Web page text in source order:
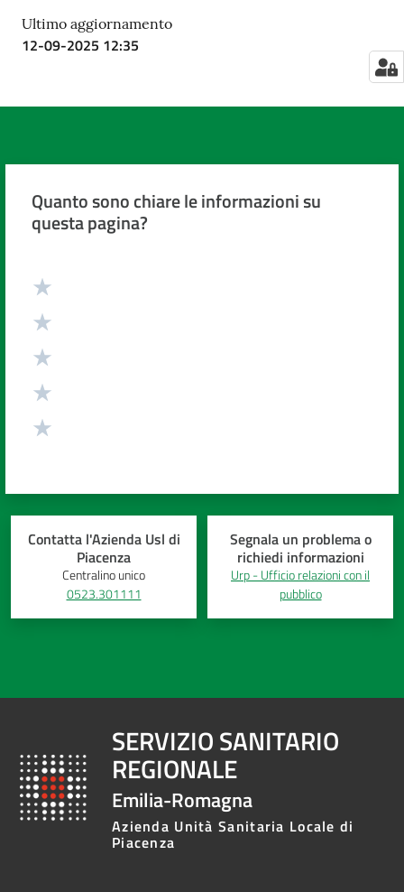
Ultimo aggiornamento
12-09-2025 12:35
Quanto sono chiare le informazioni su
questa pagina?
Contatta l'Azienda Usl di
Piacenza
Centralino unico
0523.301111
Segnala un problema o
richiedi informazioni
Urp - Ufficio relazioni con il
pubblico
SERVIZIO SANITARIO
REGIONALE
Emilia-Romagna
Azienda Unità Sanitaria Locale di
Piacenza